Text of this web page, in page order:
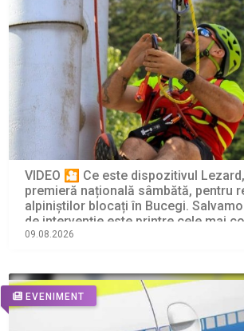
VIDEO 🎦 Ce este dispozitivul
premieră națională sâmbătă, pentru
alpiniștilor blocați în Bucegi.
de intervenție este printre cele mai
salvarea montană”
09.08.2026
EVENIMENT